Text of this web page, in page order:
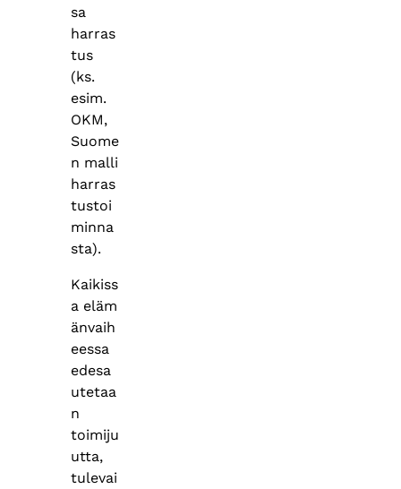
sa
harras
tus
(ks.
esim.
OKM,
Suome
n malli
harras
tustoi
minna
sta).
Kaikiss
a eläm
änvaih
eessa
edesa
utetaa
n
toimiju
utta,
tulevai